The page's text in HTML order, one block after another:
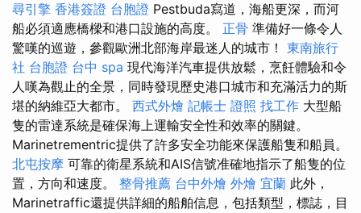
尋引擎 香港簽證 台胞證 Pestbuda寫道，海船更深，而河
船必須適應橋樑和港口設施的高度。 正骨 準備好一條令人
驚嘆的巡遊，參觀歐洲北部海岸最迷人的城市！ 東南旅行
社 台胞證 台中 spa 現代海洋汽車提供放鬆，烹飪體驗和令
人嘆為觀止的全景，同時發現歷史港口城市和充滿活力的斯
堪的納維亞大都市。 西式外燴 記帳士 證照 找工作 大型船
隻的雷達系統是確保海上運輸安全性和效率的關鍵。
Marinetrementric提供了許多安全功能來保護船隻和船員。
北屯按摩 可靠的衛星系統和AIS信號准確地指示了船隻的位
置，方向和速度。 整骨推薦 台中外燴 外燴 宜蘭 此外，
Marinetraffic還提供詳細的船舶信息，包括類型，標誌，目